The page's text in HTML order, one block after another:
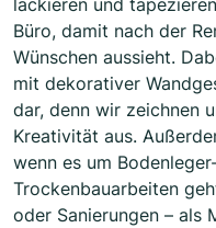
lackieren und
Büro, damit nach der
Wünschen aussieht.
mit dekorativer
dar, denn wir zeichnen
Kreativität aus.
wenn es um
Trockenbauarbeiten
oder Sanierungen – als